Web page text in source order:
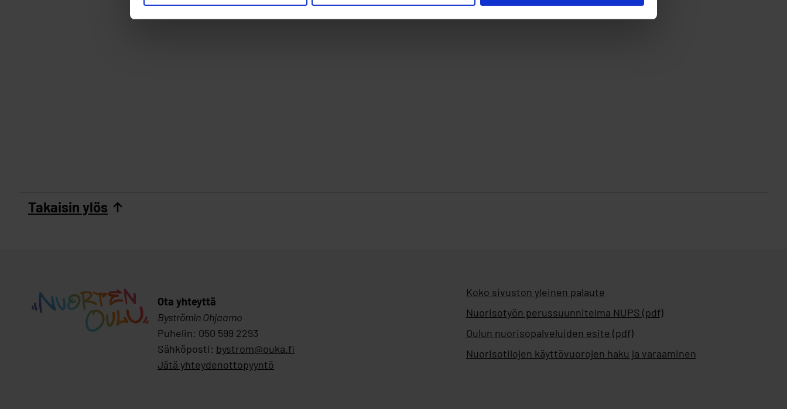
Takaisin ylös
Ota yhteyttä
Byströmin Ohjaamo
Puhelin: 050 599 2293
Sähköposti: bystrom@ouka.fi
Jätä yhteydenottopyyntö
Koko sivuston yleinen palaute
Nuorisotyön perussuunnitelma NUPS (pdf)
Oulun nuorisopalveluiden esite (pdf)
Nuorisotilojen käyttövuorojen haku ja varaaminen